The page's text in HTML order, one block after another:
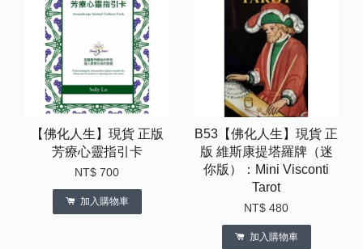
【佛化人生】現貨 正版
芳療心靈指引卡
NT$ 700
加入購物車
B53【佛化人生】現貨 正
版 維斯康提塔羅牌（迷
你版）：Mini Visconti
Tarot
NT$ 480
加入購物車